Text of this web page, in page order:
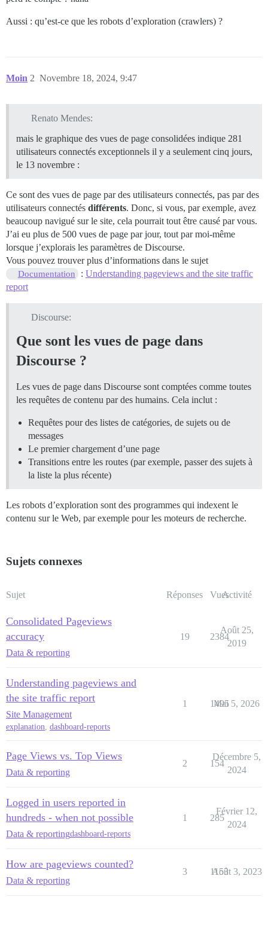
Aussi : qu’est-ce que les robots d’exploration (crawlers) ?
Moin Novembre 18, 2024, 9:47
2
Renato Mendes:
mais le graphique des vues de page consolidées indique 281
utilisateurs connectés exceptionnels il y a seulement cinq jours,
le 13 novembre :
Ce sont des vues de page par des utilisateurs connectés, pas par des
utilisateurs connectés différents. Donc, si vous, par exemple, avez
beaucoup navigué sur le site, cela pourrait tout être causé par vous.
J’ai eu plus de 500 vues de page par jour, tout par moi-même
lorsque j’explorais les paramètres de Discourse.
Vous pouvez trouver plus d’informations dans le sujet
Documentation : Understanding pageviews and the site traffic
report
Discourse:
Que sont les vues de page dans
Discourse ?
Les vues de page dans Discourse sont comptées comme toutes
les requêtes de contenu par des humains. Cela inclut :
Requêtes pour des listes de catégories, de sujets ou de
messages
Le premier chargement d’une page
Transitions entre les routes (par exemple, passer des sujets à
la liste la plus récente)
Les robots d’exploration sont des programmes qui indexent le
contenu sur le Web, par exemple pour les moteurs de recherche.
Sujets connexes
Sujet Réponses VuesActivité
Consolidated Pageviews
accuracy
Data & reporting
19 2384
Août 25,
2019
Understanding pageviews and
the site traffic report
Site Management
explanation dashboard-reports
1 1495
Mai 5, 2026
Page Views vs. Top Views
Data & reporting
2 154
Décembre 5,
2024
Logged in users reported in
hundreds - when not possible
Data & reportingdashboard-reports
1 285
Février 12,
2024
How are pageviews counted?
Data & reporting
3 1153
Août 3, 2023